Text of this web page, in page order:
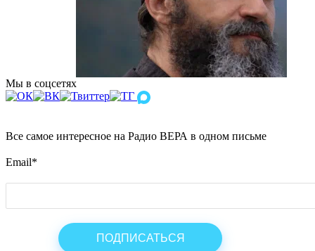
Мы в соцсетях
Все самое интересное на Радио ВЕРА в одном письме
Email*